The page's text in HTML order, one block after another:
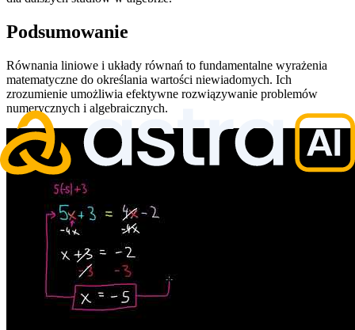
Podsumowanie
Równania liniowe i układy równań to fundamentalne wyrażenia
matematyczne do określania wartości niewiadomych. Ich
zrozumienie umożliwia efektywne rozwiązywanie problemów
numerycznych i algebraicznych.